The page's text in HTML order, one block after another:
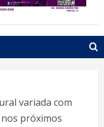
variada com
próximos